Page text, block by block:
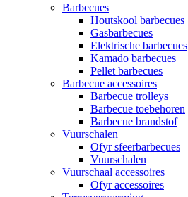
Barbecues
Houtskool barbecues
Gasbarbecues
Elektrische barbecues
Kamado barbecues
Pellet barbecues
Barbecue accessoires
Barbecue trolleys
Barbecue toebehoren
Barbecue brandstof
Vuurschalen
Ofyr sfeerbarbecues
Vuurschalen
Vuurschaal accessoires
Ofyr accessoires